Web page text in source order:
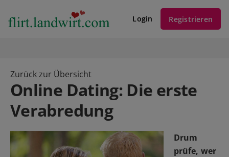
Login Registrieren
Zurück zur Übersicht
Online Dating: Die erste
Verabredung
Drum
prüfe, wer